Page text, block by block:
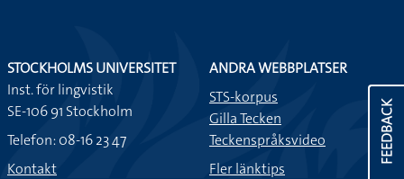
FEEDBACK
STOCKHOLMS UNIVERSITET
Inst. för lingvistik
SE-106 91 Stockholm
Telefon: 08-16 23 47
Kontakt
ANDRA WEBBPLATSER
STS-korpus
Gilla Tecken
Teckenspråksvideo
Fler länktips